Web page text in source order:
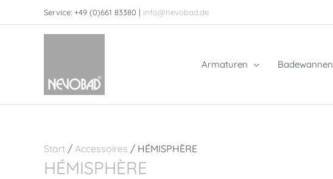
Service: +49 (0)661 83380 | info@nevobad.de
Armaturen Badewannen
Start / Accessoires / HÉMISPHÈRE
HÉMISPHÈRE